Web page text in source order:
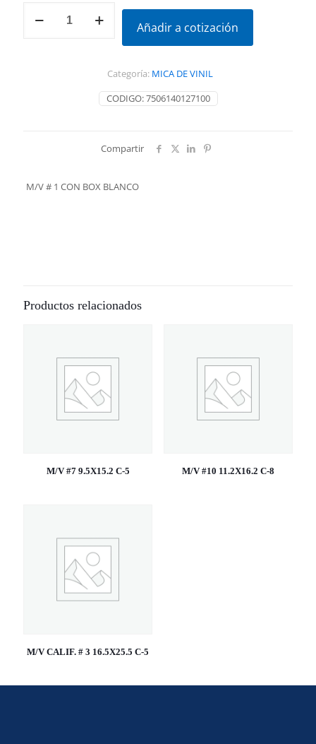
Añadir a cotización
CODIGO:7506140127100
Categoría: MICA DE VINIL
Compartir
M/V # 1 CON BOX BLANCO
Productos relacionados
M/V #7 9.5X15.2 C-5 M/V #10 11.2X16.2 C-8
M/V CALIF. # 3 16.5X25.5 C-5